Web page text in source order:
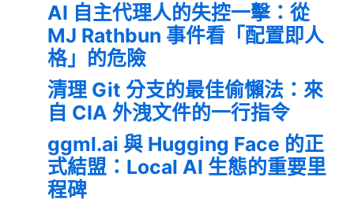
AI 自主代理人的失控一擊：從
MJ Rathbun 事件看「配置即人
格」的危險
清理 Git 分支的最佳偷懶法：來
自 CIA 外洩文件的一行指令
ggml.ai 與 Hugging Face 的正
式結盟：Local AI 生態的重要里
程碑